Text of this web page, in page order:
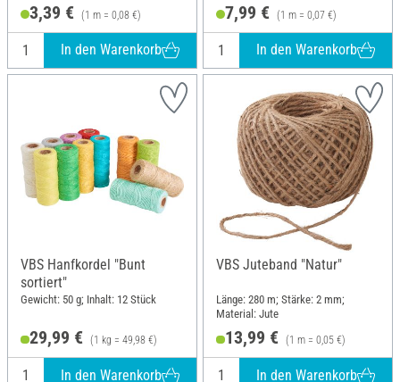
3,39 € (1 m = 0,08 €)
In den Warenkorb
7,99 € (1 m = 0,07 €)
In den Warenkorb
VBS Hanfkordel "Bunt
sortiert"
Gewicht: 50 g; Inhalt: 12 Stück
29,99 € (1 kg = 49,98 €)
In den Warenkorb
VBS Juteband "Natur"
Länge: 280 m; Stärke: 2 mm;
Material: Jute
13,99 € (1 m = 0,05 €)
In den Warenkorb